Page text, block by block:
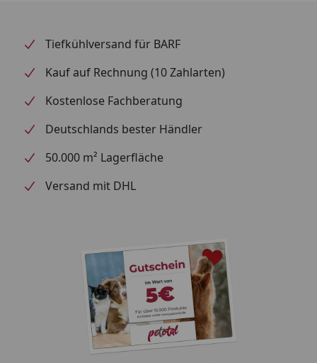
Tiefkühlversand für BARF
Kauf auf Rechnung (10 Zahlarten)
Kostenlose Fachberatung
Deutschlands bester Händler
50.000 m² Lagerfläche
Versand mit DHL